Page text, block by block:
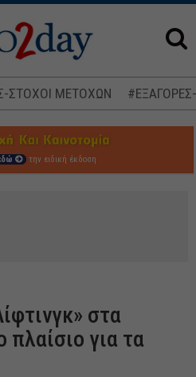
ΣΤΟΧΟΙ ΜΕΤΟΧΩΝ
την ειδική έκδοση
στα
πλαίσιο για τα